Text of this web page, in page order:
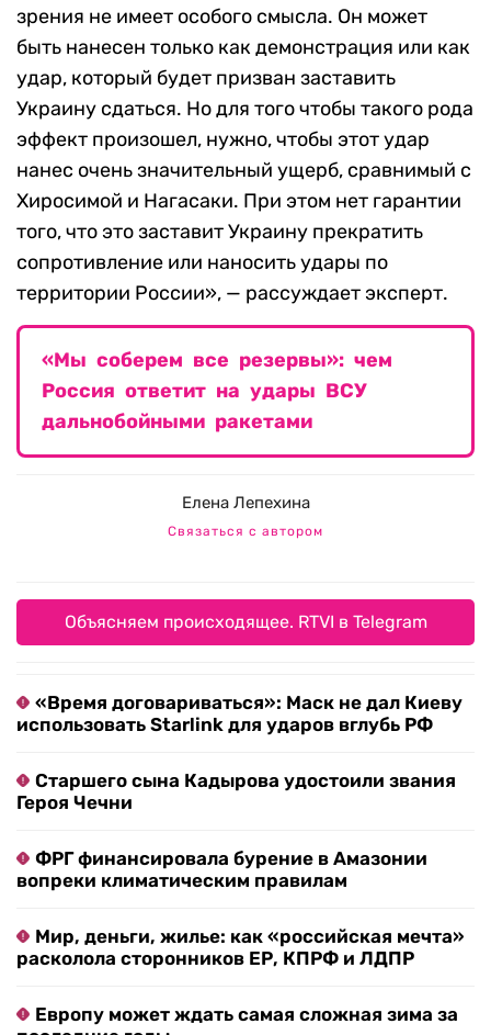
зрения не имеет особого смысла. Он может
быть нанесен только как демонстрация или как
удар, который будет призван заставить
Украину сдаться. Но для того чтобы такого рода
эффект произошел, нужно, чтобы этот удар
нанес очень значительный ущерб, сравнимый с
Хиросимой и Нагасаки. При этом нет гарантии
того, что это заставит Украину прекратить
сопротивление или наносить удары по
территории России», — рассуждает эксперт.
«Мы соберем все резервы»: чем
Россия ответит на удары ВСУ
дальнобойными ракетами
Елена Лепехина
Связаться с автором
Объясняем происходящее. RTVI в Telegram
«Время договариваться»: Маск не дал Киеву
использовать Starlink для ударов вглубь РФ
Старшего сына Кадырова удостоили звания
Героя Чечни
ФРГ финансировала бурение в Амазонии
вопреки климатическим правилам
Мир, деньги, жилье: как «российская мечта»
расколола сторонников ЕР, КПРФ и ЛДПР
Европу может ждать самая сложная зима за